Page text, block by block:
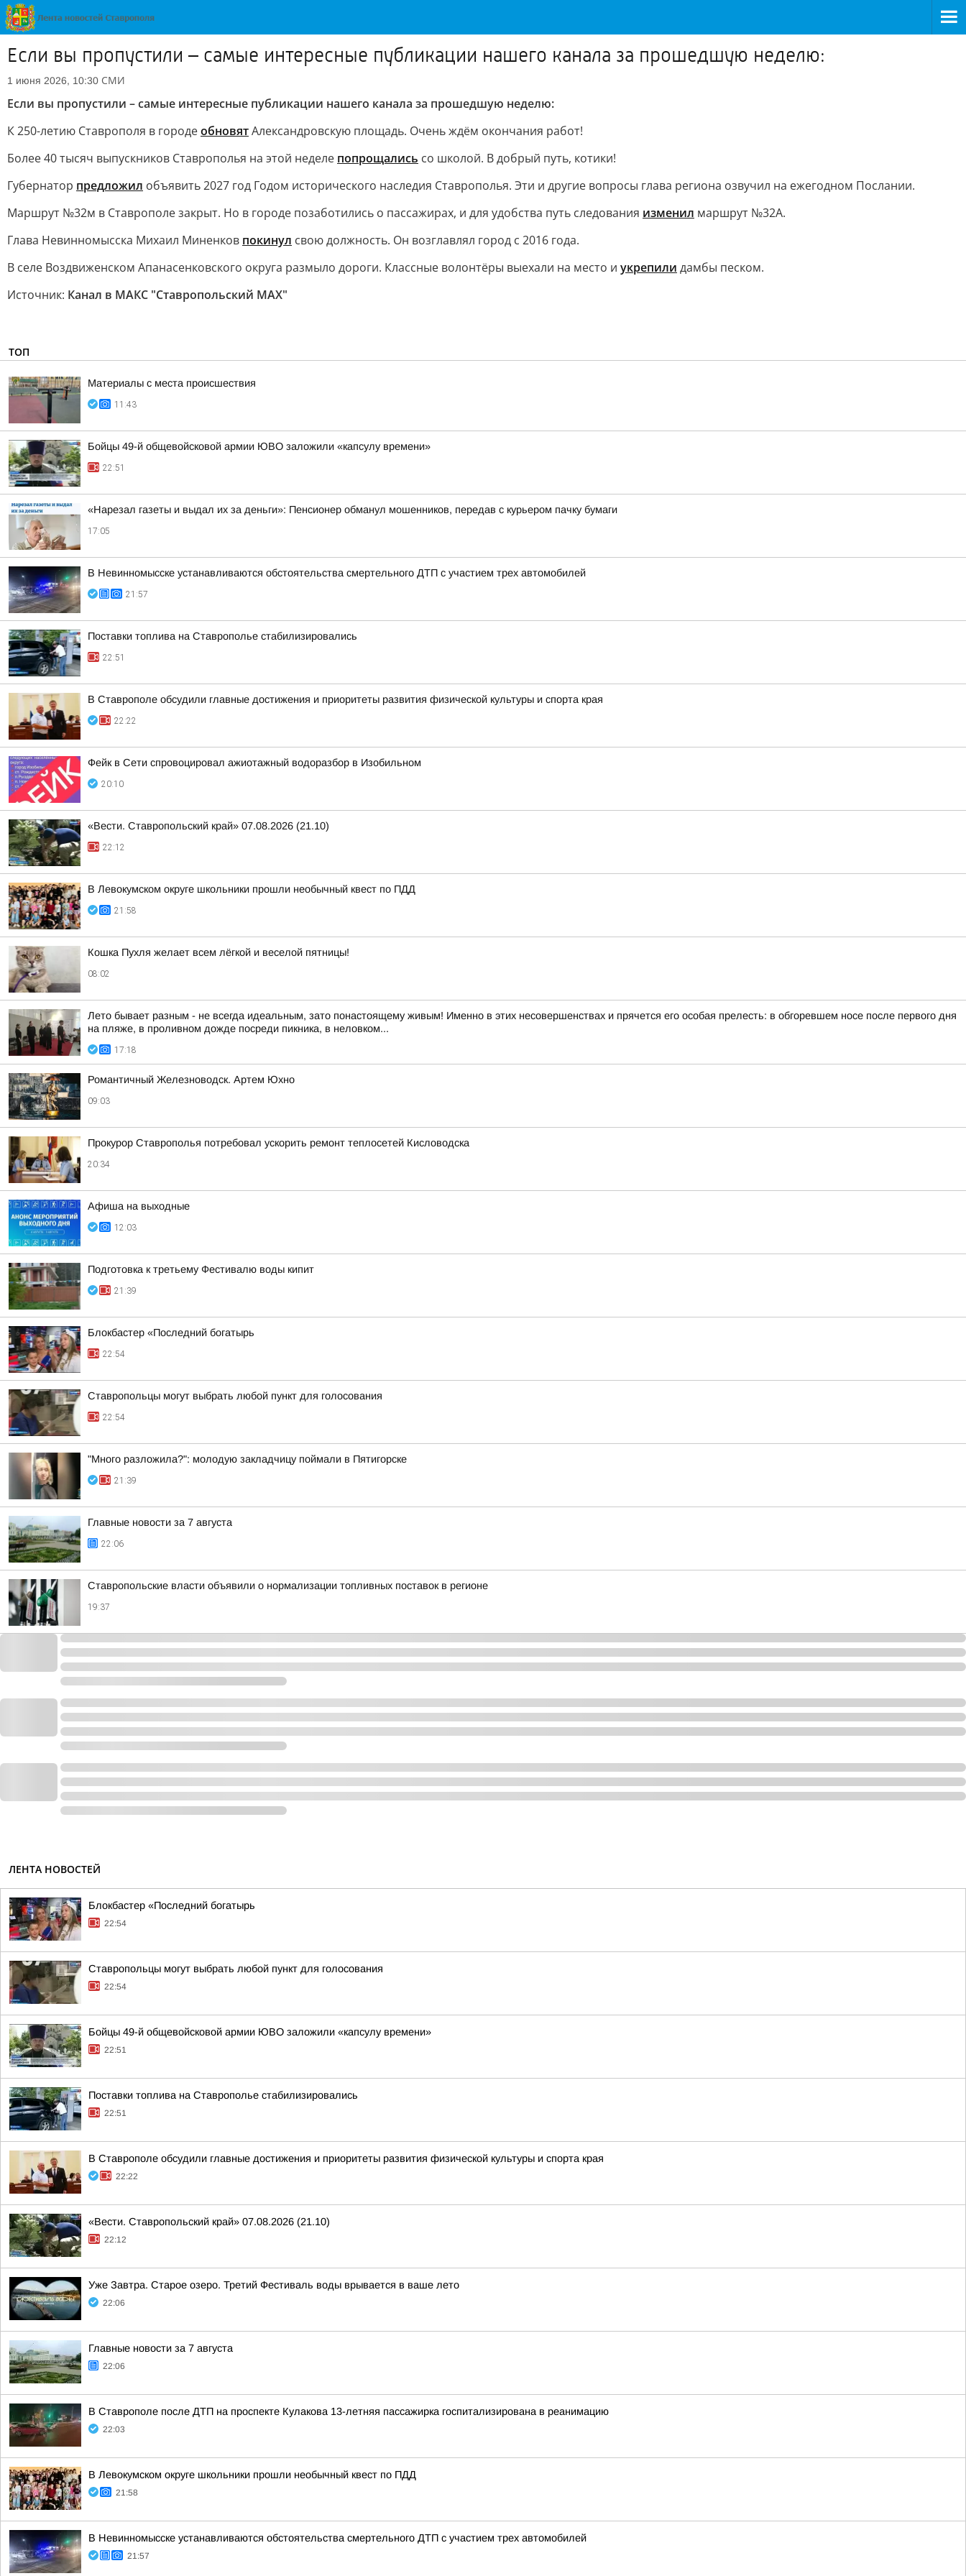
Если вы пропустили – самые интересные публикации нашего канала за прошедшую неделю:
1 июня 2026, 10:30 СМИ
Если вы пропустили – самые интересные публикации нашего канала за прошедшую неделю:
К 250-летию Ставрополя в городеобновятАлександровскую площадь. Очень ждём окончания работ!
Более 40 тысяч выпускников Ставрополья на этой неделе попрощались со школой. В добрый путь, котики!
Губернатор предложил объявить 2027 год Годом исторического наследия Ставрополья. Эти и другие вопросы глава региона озвучил на ежегодном Послании.
Маршрут №32м в Ставрополе закрыт. Но в городе позаботились о пассажирах, и для удобства путь следования изменил маршрут №32А.
Глава Невинномысска Михаил Миненков покинул свою должность. Он возглавлял город с 2016 года.
В селе Воздвиженском Апанасенковского округа размыло дороги. Классные волонтёры выехали на место и укрепили дамбы песком.
Источник: Канал в МАКС "Ставропольский MAX"
ТОП
Материалы с места происшествия
11:43
Бойцы 49-й общевойсковой армии ЮВО заложили «капсулу времени»
22:51
«Нарезал газеты и выдал их за деньги»: Пенсионер обманул мошенников, передав с курьером пачку бумаги
17:05
В Невинномысске устанавливаются обстоятельства смертельного ДТП с участием трех автомобилей
21:57
Поставки топлива на Ставрополье стабилизировались
22:51
В Ставрополе обсудили главные достижения и приоритеты развития физической культуры и спорта края
22:22
Фейк в Сети спровоцировал ажиотажный водоразбор в Изобильном
20:10
«Вести. Ставропольский край» 07.08.2026 (21.10)
22:12
В Левокумском округе школьники прошли необычный квест по ПДД
21:58
Кошка Пухля желает всем лёгкой и веселой пятницы!
08:02
Лето бывает разным - не всегда идеальным, зато понастоящему живым! Именно в этих несовершенствах и прячется его особая прелесть: в обгоревшем носе после первого дня
на пляже, в проливном дожде посреди пикника, в неловком...
17:18
Романтичный Железноводск. Артем Юхно
09:03
Прокурор Ставрополья потребовал ускорить ремонт теплосетей Кисловодска
20:34
Афиша на выходные
12:03
Подготовка к третьему Фестивалю воды кипит
21:39
Блокбастер «Последний богатырь
22:54
Ставропольцы могут выбрать любой пункт для голосования
22:54
"Много разложила?": молодую закладчицу поймали в Пятигорске
21:39
Главные новости за 7 августа
22:06
Ставропольские власти объявили о нормализации топливных поставок в регионе
19:37
ЛЕНТА НОВОСТЕЙ
Блокбастер «Последний богатырь
22:54
Ставропольцы могут выбрать любой пункт для голосования
22:54
Бойцы 49-й общевойсковой армии ЮВО заложили «капсулу времени»
22:51
Поставки топлива на Ставрополье стабилизировались
22:51
В Ставрополе обсудили главные достижения и приоритеты развития физической культуры и спорта края
22:22
«Вести. Ставропольский край» 07.08.2026 (21.10)
22:12
Уже Завтра. Старое озеро. Третий Фестиваль воды врывается в ваше лето
22:06
Главные новости за 7 августа
22:06
В Ставрополе после ДТП на проспекте Кулакова 13-летняя пассажирка госпитализирована в реанимацию
22:03
В Левокумском округе школьники прошли необычный квест по ПДД
21:58
В Невинномысске устанавливаются обстоятельства смертельного ДТП с участием трех автомобилей
21:57